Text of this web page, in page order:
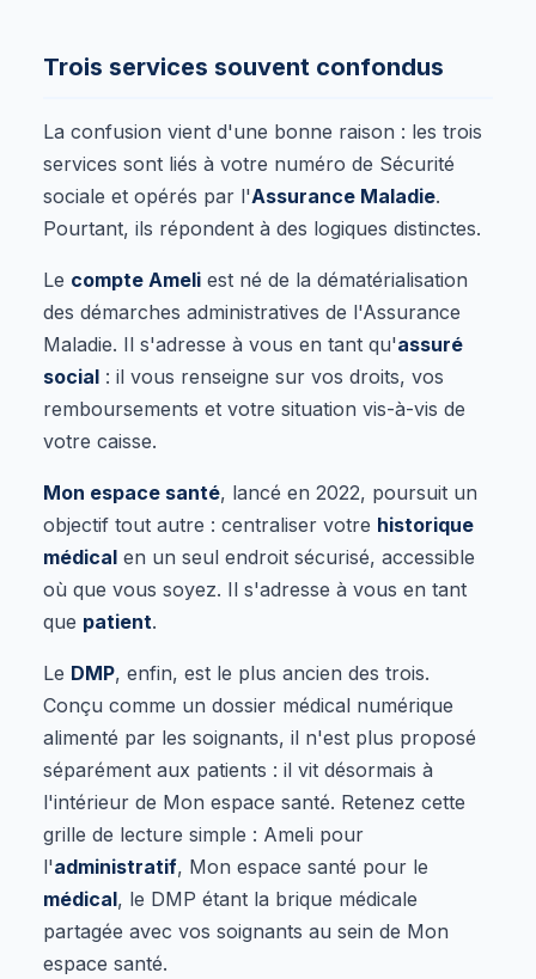
Trois services souvent confondus
La confusion vient d'une bonne raison : les trois
services sont liés à votre numéro de Sécurité
sociale et opérés par l'Assurance Maladie.
Pourtant, ils répondent à des logiques distinctes.
Le compte Ameli est né de la dématérialisation
des démarches administratives de l'Assurance
Maladie. Il s'adresse à vous en tant qu'assuré
social : il vous renseigne sur vos droits, vos
remboursements et votre situation vis-à-vis de
votre caisse.
Mon espace santé, lancé en 2022, poursuit un
objectif tout autre : centraliser votre historique
médical en un seul endroit sécurisé, accessible
où que vous soyez. Il s'adresse à vous en tant
que patient.
Le DMP, enfin, est le plus ancien des trois.
Conçu comme un dossier médical numérique
alimenté par les soignants, il n'est plus proposé
séparément aux patients : il vit désormais à
l'intérieur de Mon espace santé. Retenez cette
grille de lecture simple : Ameli pour
l'administratif, Mon espace santé pour le
médical, le DMP étant la brique médicale
partagée avec vos soignants au sein de Mon
espace santé.